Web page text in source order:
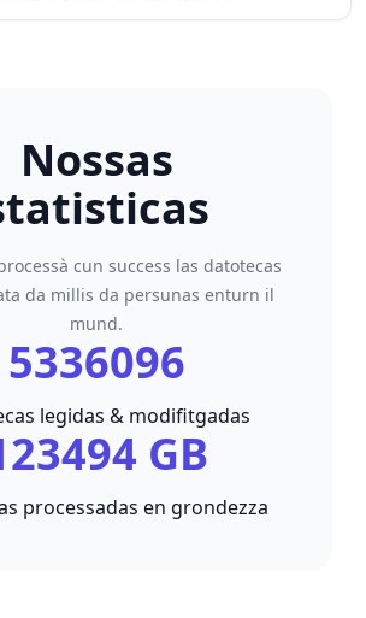
Nossas
cun success las datotecas
da millis da persunas enturn il
mund.
5336096
legidas & modifitgadas
GB
processadas en grondezza